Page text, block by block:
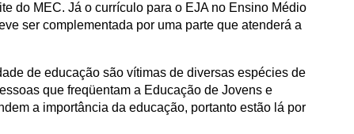
do MEC. Já o currículo para o EJA no Ensino Médio
ser complementada por uma parte que atenderá a
de educação são vítimas de diversas espécies de
que freqüentam a Educação de Jovens e
a importância da educação, portanto estão lá por